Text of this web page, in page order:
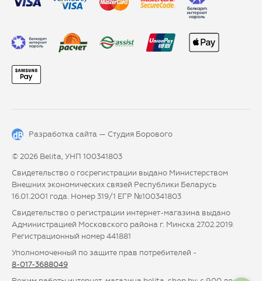
Разработка сайта — Студия Борового
© 2026 Belita, УНП 100341803
Свидетельство о госрегистрации выдано Министерством
Внешних экономических связей Республики Беларусь
16.01.2001 года. Номер 319/1 ЕГР №100341803
Свидетельство о регистрации интернет-магазина выдано
Администрацией Московского района г. Минска 27.02.2019.
Регистрационный номер 441881
Уполномоченный по защите прав потребителей -
8-017-3688049